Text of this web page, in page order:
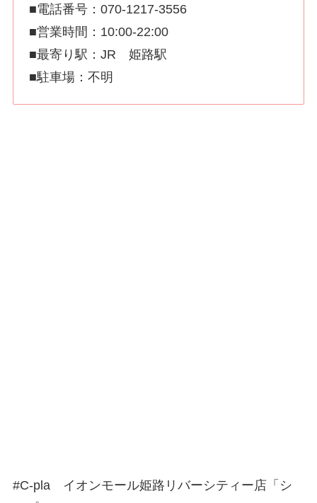
■電話番号：070-1217-3556
■営業時間：10:00-22:00
■最寄り駅：JR 姫路駅
■駐車場：不明
#C-pla イオンモール姫路リバーシティー店「シ